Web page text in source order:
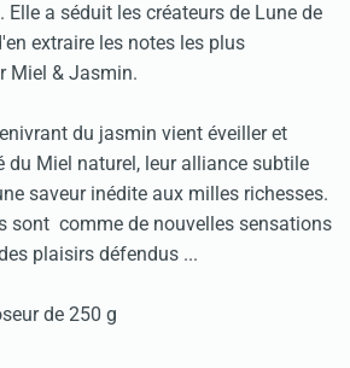
a séduit les créateurs de Lune de
extraire les notes les plus
Miel & Jasmin.
du jasmin vient éveiller et
du Miel naturel, leur alliance subtile
saveur inédite aux milles richesses.
sont comme de nouvelles sensations
plaisirs défendus ...
de 250 g